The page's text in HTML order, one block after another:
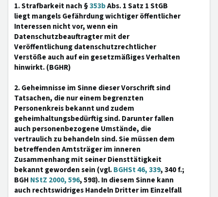
1. Strafbarkeit nach §353bAbs. 1 Satz 1 StGB
liegt mangels Gefährdung wichtiger öffentlicher
Interessen nicht vor, wenn ein
Datenschutzbeauftragter mit der
Veröffentlichung datenschutzrechtlicher
Verstöße auch auf ein gesetzmäßiges Verhalten
hinwirkt. (BGHR)
2. Geheimnisse im Sinne dieser Vorschrift sind
Tatsachen, die nur einem begrenzten
Personenkreis bekannt und zudem
geheimhaltungsbedürftig sind. Darunter fallen
auch personenbezogene Umstände, die
vertraulich zu behandeln sind. Sie müssen dem
betreffenden Amtsträger im inneren
Zusammenhang mit seiner Diensttätigkeit
bekannt geworden sein (vgl.BGHSt 46, 339, 340 f.;
BGH NStZ 2000, 596, 598). In diesem Sinne kann
auch rechtswidriges Handeln Dritter im Einzelfall